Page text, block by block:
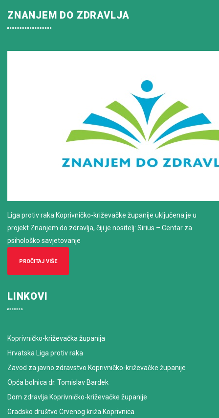
ZNANJEM DO ZDRAVLJA
Liga protiv raka Koprivničko-križevačke županije uključena je u
projekt Znanjem do zdravlja, čiji je nositelj: Sirius – Centar za
psihološko savjetovanje
PROČITAJ VIŠE
LINKOVI
Koprivničko-križevačka županija
Hrvatska Liga protiv raka
Zavod za javno zdravstvo Koprivničko-križevačke županije
Opća bolnica dr. Tomislav Bardek
Dom zdravlja Koprivničko-križevačke županije
Gradsko društvo Crvenog križa Koprivnica